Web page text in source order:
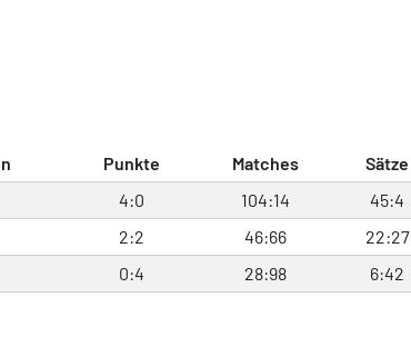
Punkte Matches Sätze
4:0 104:14 45:4
2:2 46:66 22:27
0:4 28:98 6:42